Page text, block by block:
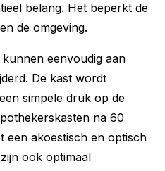
belang. Het beperkt de
de omgeving.
eenvoudig aan
De kast wordt
simpele druk op de
na 60
een akoestisch en optisch
ook optimaal